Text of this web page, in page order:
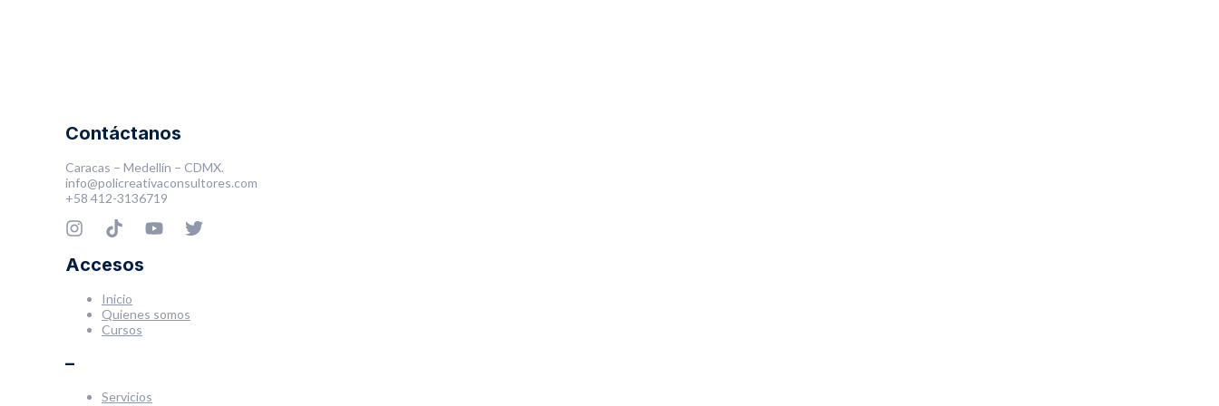
Contáctanos
Caracas – Medellín – CDMX.
info@policreativaconsultores.com
+58 412-3136719
Accesos
Inicio
Quienes somos
Cursos
–
Servicios